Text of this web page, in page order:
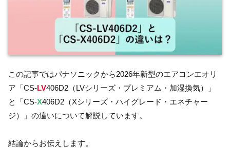
この記事ではパナソニックから2026年新型のエアコンエオリ
ア「CS-LV406D2（LVシリーズ・プレミアム・加湿換気）」
と「CS-X406D2（Xシリーズ・ハイグレード・エネチャー
ジ）」の違いについて解説しています。
結論からお伝えします。